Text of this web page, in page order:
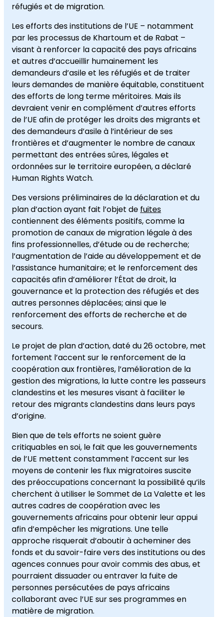
réfugiés et de migration.
Les efforts des institutions de l’UE – notamment
par les processus de Khartoum et de Rabat –
visant à renforcer la capacité des pays africains
et autres d’accueillir humainement les
demandeurs d’asile et les réfugiés et de traiter
leurs demandes de manière équitable, constituent
des efforts de long terme méritoires. Mais ils
devraient venir en complément d’autres efforts
de l’UE afin de protéger les droits des migrants et
des demandeurs d’asile à l’intérieur de ses
frontières et d’augmenter le nombre de canaux
permettant des entrées sûres, légales et
ordonnées sur le territoire européen, a déclaré
Human Rights Watch.
Des versions préliminaires de la déclaration et du
plan d’action ayant fait l’objet de fuites
contiennent des éléments positifs, comme la
promotion de canaux de migration légale à des
fins professionnelles, d’étude ou de recherche;
l’augmentation de l’aide au développement et de
l’assistance humanitaire; et le renforcement des
capacités afin d’améliorer l’État de droit, la
gouvernance et la protection des réfugiés et des
autres personnes déplacées; ainsi que le
renforcement des efforts de recherche et de
secours.
Le projet de plan d’action, daté du 26 octobre, met
fortement l’accent sur le renforcement de la
coopération aux frontières, l’amélioration de la
gestion des migrations, la lutte contre les passeurs
clandestins et les mesures visant à faciliter le
retour des migrants clandestins dans leurs pays
d’origine.
Bien que de tels efforts ne soient guère
critiquables en soi, le fait que les gouvernements
de l’UE mettent constamment l’accent sur les
moyens de contenir les flux migratoires suscite
des préoccupations concernant la possibilité qu’ils
cherchent à utiliser le Sommet de La Valette et les
autres cadres de coopération avec les
gouvernements africains pour obtenir leur appui
afin d’empêcher les migrations. Une telle
approche risquerait d’aboutir à acheminer des
fonds et du savoir-faire vers des institutions ou des
agences connues pour avoir commis des abus, et
pourraient dissuader ou entraver la fuite de
personnes persécutées de pays africains
collaborant avec l’UE sur ses programmes en
matière de migration.